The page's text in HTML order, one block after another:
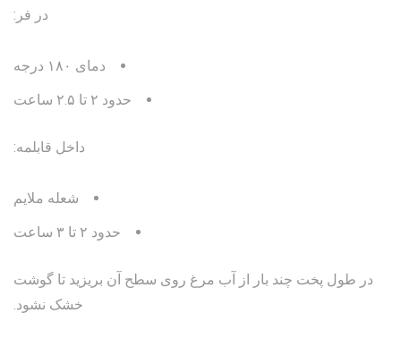
در فر:
دمای ۱۸۰ درجه
حدود ۲ تا ۲.۵ ساعت
داخل قابلمه:
شعله ملایم
حدود ۲ تا ۳ ساعت
در طول پخت چند بار از آب مرغ روی سطح آن بریزید تا گوشت
خشک نشود.